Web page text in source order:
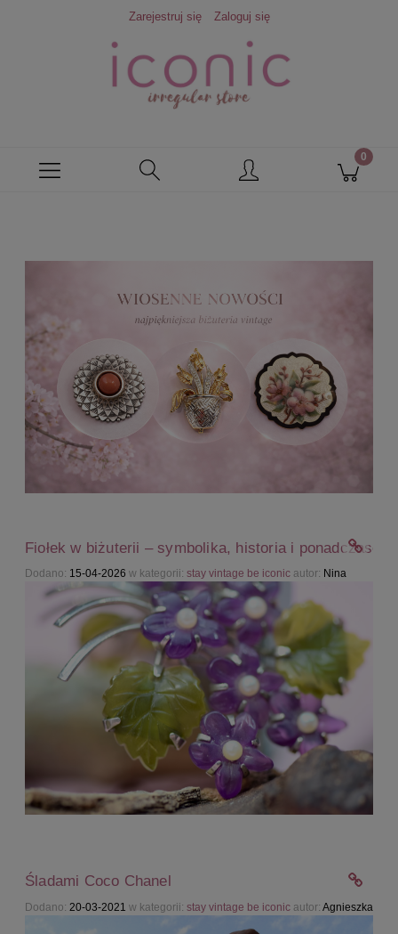
Zarejestruj się Zaloguj się
Fiołek w biżuterii – symbolika, historia i
Dodano: 15-04-2026 w kategorii: stay vintage be iconic autor: Nina
Śladami Coco Chanel
Dodano: 20-03-2021 w kategorii: stay vintage be iconic autor: Agnieszka